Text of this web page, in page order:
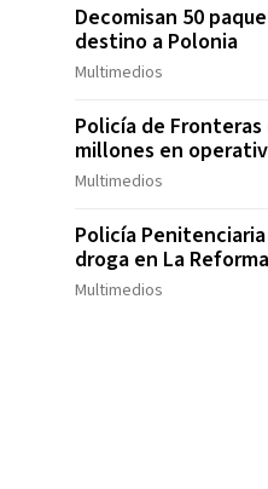
Decomisan 50
destino a Polonia
Multimedios
Policía de Fronteras
millones en
Multimedios
Policía
droga en La Reforma
Multimedios